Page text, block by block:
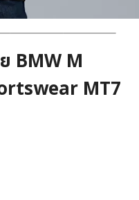
BMW M
MT7